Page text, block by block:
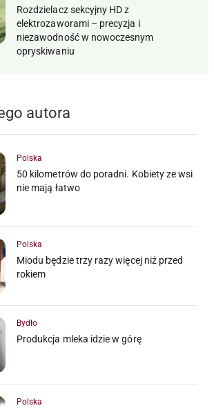
Rozdzielacz sekcyjny HD z
elektrozaworami – precyzja i
niezawodność w nowoczesnym
opryskiwaniu
autora
Polska
50 kilometrów do poradni. Kobiety ze wsi
nie mają łatwo
Polska
Miodu będzie trzy razy więcej niż przed
rokiem
Bydło
Produkcja mleka idzie w górę
Polska